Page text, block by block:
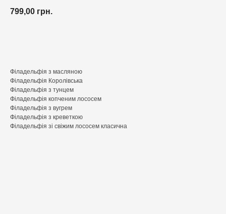
799,00 грн.
Філадельфія з масляною
Філадельфія Королівська
Філадельфія з тунцем
Філадельфія копченим лососем
Філадельфія з вугрем
Філадельфія з креветкою
Філадельфія зі свіжим лососем класична